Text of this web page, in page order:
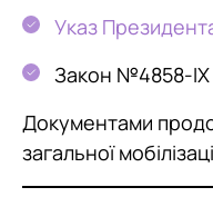
Указ
Закон №4858-IX
Документами
загальної